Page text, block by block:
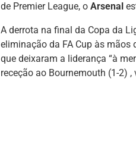
de Premier League, o Arsenal
A derrota na final da Copa da
eliminação da FA Cup às mãos
que deixaram a liderança “à
receção ao Bournemouth (1-2)